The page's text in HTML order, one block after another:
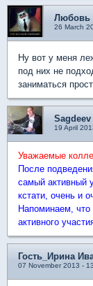
Любовь
26 March
Ну вот у меня
под них не
заниматься
19 April
Уважаемые
После
самый активный
кстати, очень и
Напоминаем,
активного
Гость_Ирина
07 November 2013 -